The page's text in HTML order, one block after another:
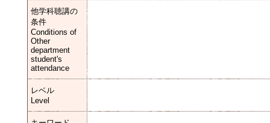
他学科聴講の
条件
Conditions of
Other
department
student's
attendance
レベル
Level